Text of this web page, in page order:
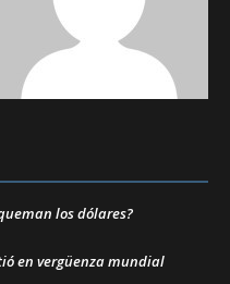
los dólares?
en vergüenza mundial